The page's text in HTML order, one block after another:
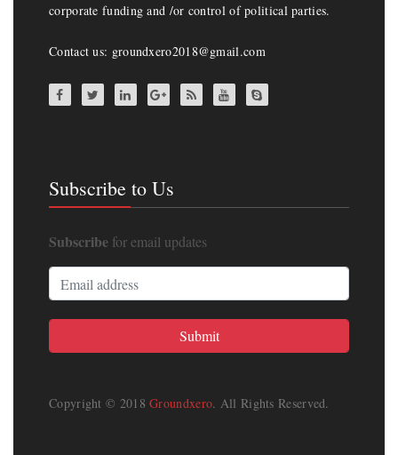
corporate funding and /or control of political parties.
Contact us: groundxero2018@gmail.com
Subscribe to Us
Subscribe for email updates
Copyright © 2018Groundxero. All Rights Reserved.